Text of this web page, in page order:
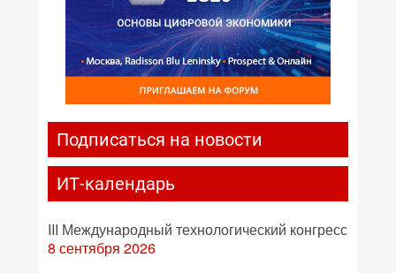
Подписаться на новости
ИТ-календарь
III Международный технологический конгресс
8 сентября 2026